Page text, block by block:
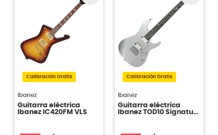
Calibración Gratis
Ibanez
Guitarra eléctrica
Ibanez IC420FM VLS
Calibración Gratis
Ibanez
Guitarra eléctrica
Ibanez TOD10 Signature